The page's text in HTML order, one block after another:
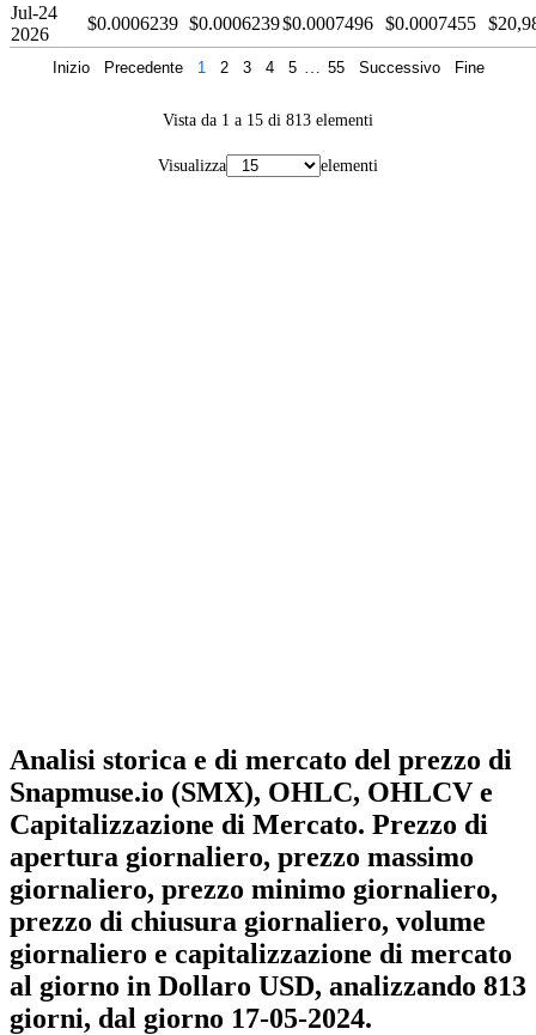
Jul-24
2026
$0.0006239 $0.0006239$0.0007496 $0.0007455
Vista da 1 a 15 di 813 elementi
Visualizza elementi
Inizio Precedente 1 2 3 4 5 55 Successivo Fine
Analisi storica e di mercato del prezzo di
Snapmuse.io (SMX), OHLC, OHLCV e
Capitalizzazione di Mercato. Prezzo di
apertura giornaliero, prezzo massimo
giornaliero, prezzo minimo giornaliero,
prezzo di chiusura giornaliero, volume
giornaliero e capitalizzazione di mercato
al giorno in Dollaro USD, analizzando 813
giorni, dal giorno 17-05-2024.